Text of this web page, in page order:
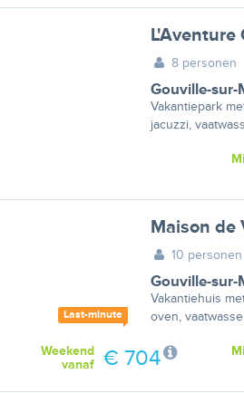
L'Aventure
8 personen
Gouville-sur-
Vakantiepark
jacuzzi,
Last-minute
Maison de
10 personen
Gouville-sur-
Vakantiehuis
oven,
Weekend
vanaf
€ 704